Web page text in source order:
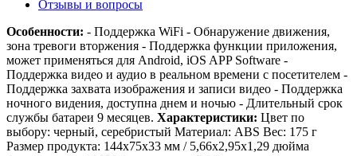
Отзывы и вопросы
Особенности: - Поддержка WiFi - Обнаружение движения,
зона тревоги вторжения - Поддержка функции приложения,
может применяться для Android, iOS APP Software -
Поддержка видео и аудио в реальном времени с посетителем -
Поддержка захвата изображения и записи видео - Поддержка
ночного видения, доступна днем и ночью - Длительный срок
службы батареи 9 месяцев. Характеристики: Цвет по
выбору: черный, серебристый Материал: ABS Вес: 175 г
Размер продукта: 144x75x33 мм / 5,66x2,95x1,29 дюйма